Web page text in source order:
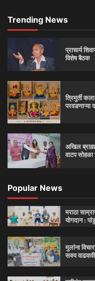
Trending News
प्राचार्य
विशेष बैठक
त्रिमुर्ती
परवडणाऱ्या
अखिल
वाटप सोहळा
Popular News
मराठा
योगदान :
मुलांना
सवय